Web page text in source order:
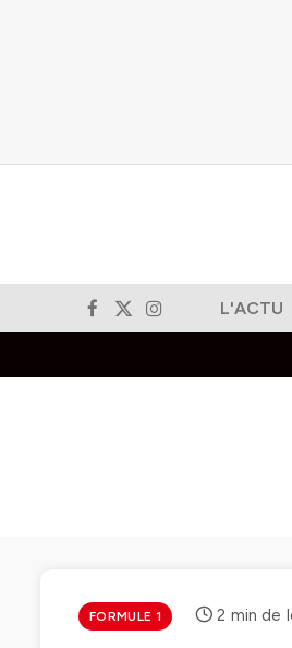
Facebook
X
InstagramL'ACTU
FORMULE 1 2 min de